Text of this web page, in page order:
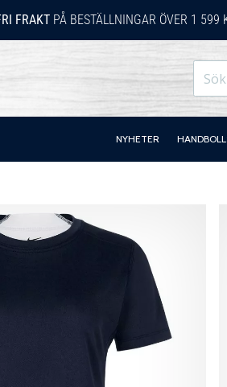
FRAKTPÅ BESTÄLLNINGAR ÖVER 1 599
NYHETER